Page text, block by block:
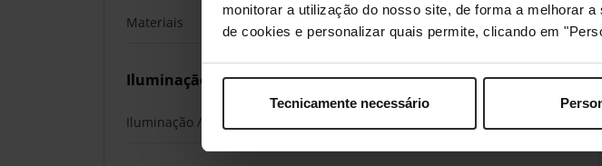
monitorar a utilização do nosso site, de forma a melhorar
de cookies e personalizar quais permite, clicando em
Tecnicamente necessário
Materiais Latão
Iluminação
Iluminação / RGB